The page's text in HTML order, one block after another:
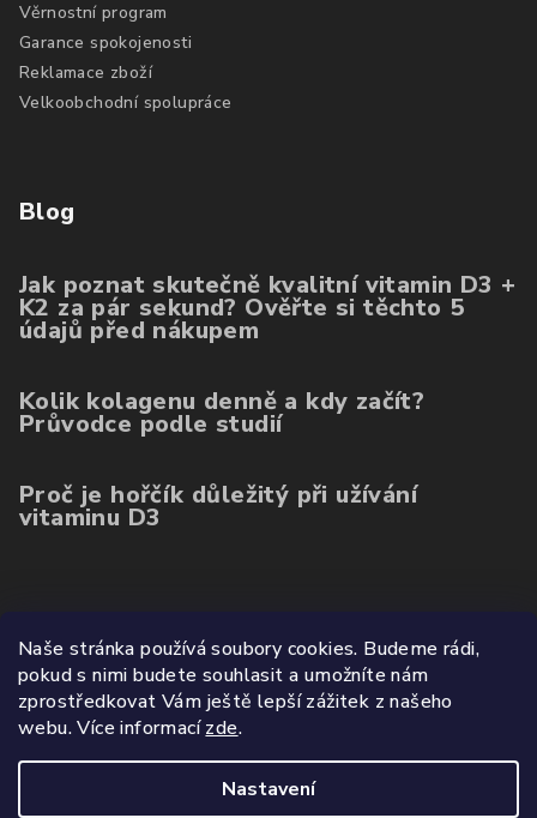
Naše stránka používá soubory cookies. Budeme rádi,
pokud s nimi budete souhlasit a umožníte nám
zprostředkovat Vám ještě lepší zážitek z našeho
webu.Více informacízde.
Nastavení
Věrnostní program
Garance spokojenosti
Reklamace zboží
Velkoobchodní spolupráce
Blog
Jak poznat skutečně kvalitní vitamin D3 +
K2 za pár sekund? Ověřte si těchto 5
údajů před nákupem
Kolik kolagenu denně a kdy začít?
Průvodce podle studií
Proč je hořčík důležitý při užívání
vitaminu D3
Poslední hodnocení produktů
Balíček kolagenu 3ks (ovoce, mango, citron)
Hodnocení produktu je 5 z 5 hvězdiček.
|